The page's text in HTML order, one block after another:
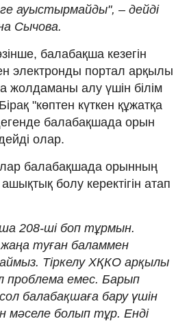
ауыстырмайды", – дейді
Сычова.
балабақша кезегін
электронды портал арқылы
жолдаманы алу үшін білім
"көптен күткен құжатқа
балабақшада орын
олар.
балабақшада орынның
болу керектігін атап
208-ші боп тұрмын.
жаңа туған баламмен
Тіркелу ХҚКО арқылы
проблема емес. Барып
балабақшаға бару үшін
мәселе болып тұр. Енді